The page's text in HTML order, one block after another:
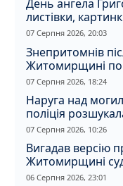
День ангела
листівки,
07 Серпня 2026, 20:03
Знепритомнів
Житомирщині
07 Серпня 2026, 18:24
Наруга над
поліція
07 Серпня 2026, 10:26
Вигадав версію
Житомирщині
вбивство
06 Серпня 2026, 23:01